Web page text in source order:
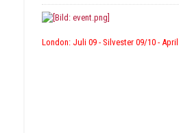
London: Juli 09 - Silvester 09/10 - April